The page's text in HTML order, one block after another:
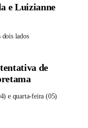
e Luizianne
dois lados
de
e quarta-feira (05)